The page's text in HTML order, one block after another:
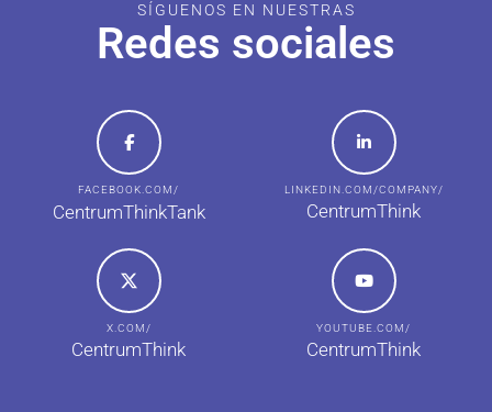
SÍGUENOS EN NUESTRAS
Redes sociales
FACEBOOK.COM/
CentrumThinkTank
LINKEDIN.COM/COMPANY/
CentrumThink
X.COM/
CentrumThink
YOUTUBE.COM/
CentrumThink